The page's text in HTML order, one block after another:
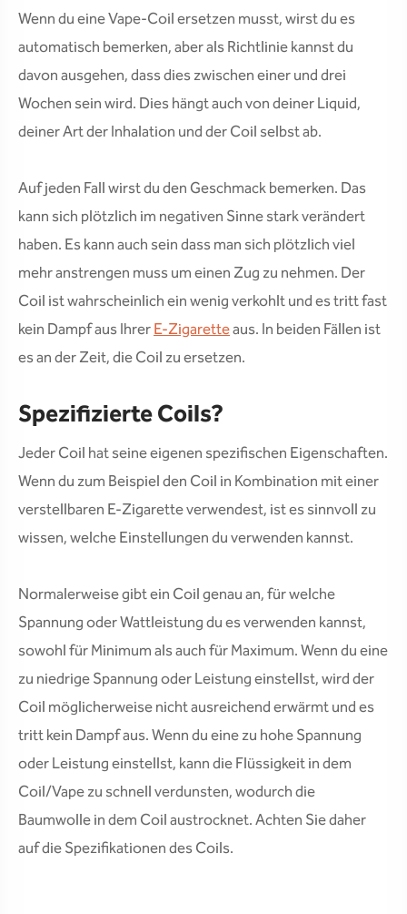
Wenn du eine Vape-Coil ersetzen musst, wirst du es
automatisch bemerken, aber als Richtlinie kannst du
davon ausgehen, dass dies zwischen einer und drei
Wochen sein wird. Dies hängt auch von deiner Liquid,
deiner Art der Inhalation und der Coil selbst ab.
Auf jeden Fall wirst du den Geschmack bemerken. Das
kann sich plötzlich im negativen Sinne stark verändert
haben. Es kann auch sein dass man sich plötzlich viel
mehr anstrengen muss um einen Zug zu nehmen. Der
Coil ist wahrscheinlich ein wenig verkohlt und es tritt fast
kein Dampf aus IhrerE-Zigaretteaus. In beiden Fällen ist
es an der Zeit, die Coil zu ersetzen.
Spezifizierte Coils?
Jeder Coil hat seine eigenen spezifischen Eigenschaften.
Wenn du zum Beispiel den Coil in Kombination mit einer
verstellbaren E-Zigarette verwendest, ist es sinnvoll zu
wissen, welche Einstellungen du verwenden kannst.
Normalerweise gibt ein Coil genau an, für welche
Spannung oder Wattleistung du es verwenden kannst,
sowohl für Minimum als auch für Maximum. Wenn du eine
zu niedrige Spannung oder Leistung einstellst, wird der
Coil möglicherweise nicht ausreichend erwärmt und es
tritt kein Dampf aus. Wenn du eine zu hohe Spannung
oder Leistung einstellst, kann die Flüssigkeit in dem
Coil/Vape zu schnell verdunsten, wodurch die
Baumwolle in dem Coil austrocknet. Achten Sie daher
auf die Spezifikationen des Coils.